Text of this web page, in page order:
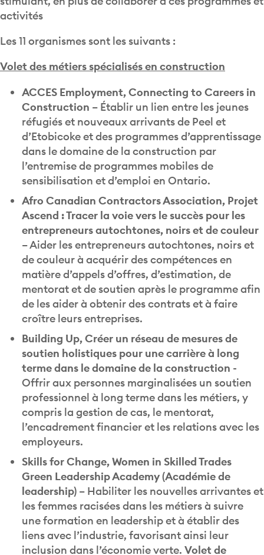
activités
Les 11 organismes sont les suivants :
Volet des métiers spécialisés en construction
ACCES Employment, Connecting to Careers in
Construction – Établir un lien entre les jeunes
réfugiés et nouveaux arrivants de Peel et
d’Etobicoke et des programmes d’apprentissage
dans le domaine de la construction par
l’entremise de programmes mobiles de
sensibilisation et d’emploi en Ontario.
Afro Canadian Contractors Association, Projet
Ascend : Tracer la voie vers le succès pour les
entrepreneurs autochtones, noirs et de couleur
– Aider les entrepreneurs autochtones, noirs et
de couleur à acquérir des compétences en
matière d’appels d’offres, d’estimation, de
mentorat et de soutien après le programme afin
de les aider à obtenir des contrats et à faire
croître leurs entreprises.
Building Up, Créer un réseau de mesures de
soutien holistiques pour une carrière à long
terme dans le domaine de la construction -
Offrir aux personnes marginalisées un soutien
professionnel à long terme dans les métiers, y
compris la gestion de cas, le mentorat,
l’encadrement financier et les relations avec les
employeurs.
Skills for Change, Women in Skilled Trades
Green Leadership Academy (Académie de
leadership) – Habiliter les nouvelles arrivantes et
les femmes racisées dans les métiers à suivre
une formation en leadership et à établir des
liens avec l’industrie, favorisant ainsi leur
inclusion dans l’économie verte. Volet de